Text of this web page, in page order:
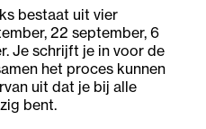
bestaat uit vier
22 september, 6
Je schrijft je in voor de
het proces kunnen
uit dat je bij alle
bent.